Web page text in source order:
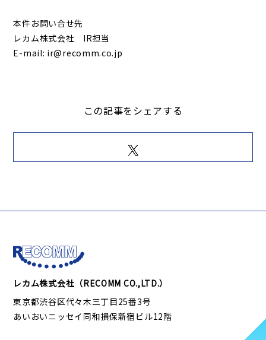
本件お問い合せ先
レカム株式会社 IR担当
E-mail: ir@recomm.co.jp
この記事をシェアする
レカム株式会社（RECOMM CO.,LTD.）
東京都渋谷区代々木三丁目25番3号
あいおいニッセイ同和損保新宿ビル12階